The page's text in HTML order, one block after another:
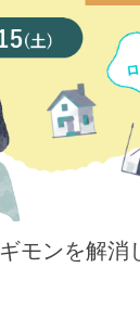
モンを解消